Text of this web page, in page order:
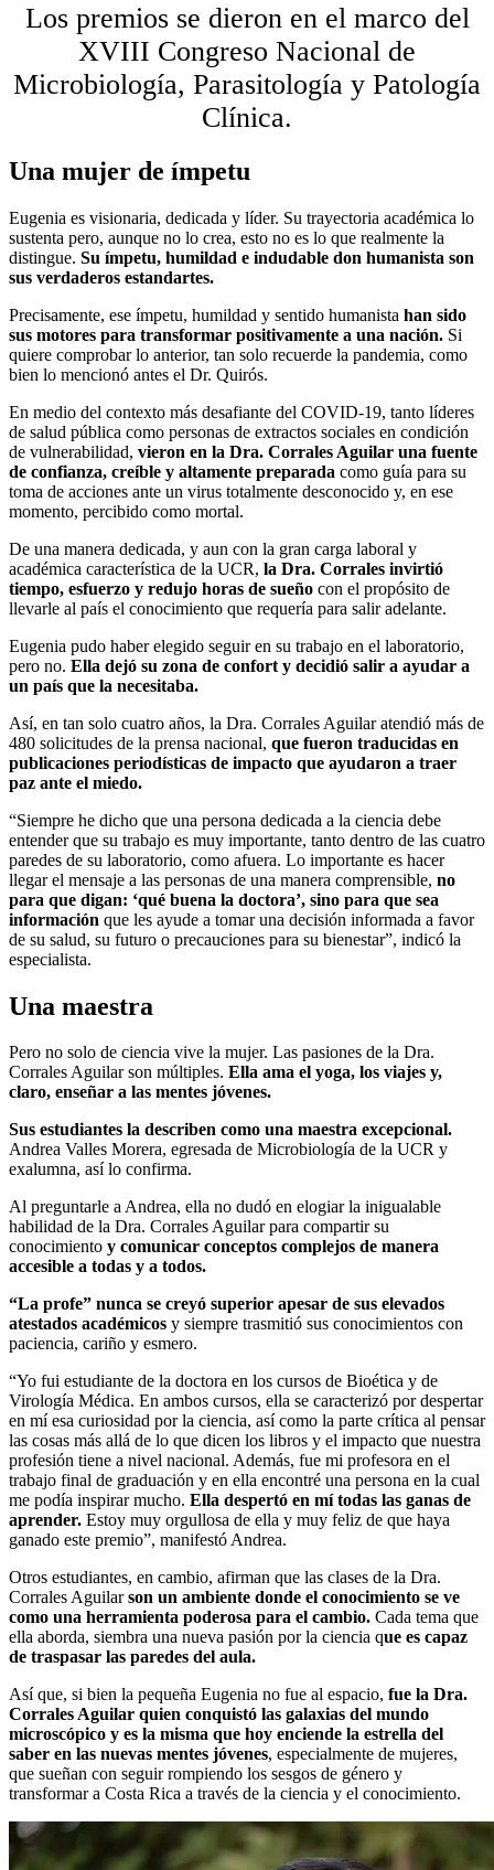
Los premios se dieron en el marco del
XVIII Congreso Nacional de
Microbiología, Parasitología y Patología
Clínica.
Una mujer de ímpetu
Eugenia es visionaria, dedicada y líder. Su trayectoria académica lo
sustenta pero, aunque no lo crea, esto no es lo que realmente la
distingue. Su ímpetu, humildad e indudable don humanista son
sus verdaderos estandartes.
Precisamente, ese ímpetu, humildad y sentido humanista han sido
sus motores para transformar positivamente a una nación. Si
quiere comprobar lo anterior, tan solo recuerde la pandemia, como
bien lo mencionó antes el Dr. Quirós.
En medio del contexto más desafiante del COVID-19, tanto líderes
de salud pública como personas de extractos sociales en condición
de vulnerabilidad, vieron en la Dra. Corrales Aguilar una fuente
de confianza, creíble y altamente preparada como guía para su
toma de acciones ante un virus totalmente desconocido y, en ese
momento, percibido como mortal.
De una manera dedicada, y aun con la gran carga laboral y
académica característica de la UCR, la Dra. Corrales invirtió
tiempo, esfuerzo y redujo horas de sueño con el propósito de
llevarle al país el conocimiento que requería para salir adelante.
Eugenia pudo haber elegido seguir en su trabajo en el laboratorio,
pero no. Ella dejó su zona de confort y decidió salir a ayudar a
un país que la necesitaba.
Así, en tan solo cuatro años, la Dra. Corrales Aguilar atendió más de
480 solicitudes de la prensa nacional, que fueron traducidas en
publicaciones periodísticas de impacto que ayudaron a traer
paz ante el miedo.
“Siempre he dicho que una persona dedicada a la ciencia debe
entender que su trabajo es muy importante, tanto dentro de las cuatro
paredes de su laboratorio, como afuera. Lo importante es hacer
llegar el mensaje a las personas de una manera comprensible, no
para que digan: ‘qué buena la doctora’, sino para que sea
información que les ayude a tomar una decisión informada a favor
de su salud, su futuro o precauciones para su bienestar”, indicó la
especialista.
Una maestra
Pero no solo de ciencia vive la mujer. Las pasiones de la Dra.
Corrales Aguilar son múltiples. Ella ama el yoga, los viajes y,
claro, enseñar a las mentes jóvenes.
Sus estudiantes la describen como una maestra excepcional.
Andrea Valles Morera, egresada de Microbiología de la UCR y
exalumna, así lo confirma.
Al preguntarle a Andrea, ella no dudó en elogiar la inigualable
habilidad de la Dra. Corrales Aguilar para compartir su
conocimiento y comunicar conceptos complejos de manera
accesible a todas y a todos.
“La profe” nunca se creyó superior apesar de sus elevados
atestados académicos y siempre trasmitió sus conocimientos con
paciencia, cariño y esmero.
“Yo fui estudiante de la doctora en los cursos de Bioética y de
Virología Médica. En ambos cursos, ella se caracterizó por despertar
en mí esa curiosidad por la ciencia, así como la parte crítica al pensar
las cosas más allá de lo que dicen los libros y el impacto que nuestra
profesión tiene a nivel nacional. Además, fue mi profesora en el
trabajo final de graduación y en ella encontré una persona en la cual
me podía inspirar mucho. Ella despertó en mí todas las ganas de
aprender. Estoy muy orgullosa de ella y muy feliz de que haya
ganado este premio”, manifestó Andrea.
Otros estudiantes, en cambio, afirman que las clases de la Dra.
Corrales Aguilarson un ambiente donde el conocimiento se ve
como una herramienta poderosa para el cambio. Cada tema que
ella aborda, siembra una nueva pasión por la ciencia que es capaz
de traspasar las paredes del aula.
Así que, si bien la pequeña Eugenia no fue al espacio, fue la Dra.
Corrales Aguilar quien conquistó las galaxias del mundo
microscópico y es la misma que hoy enciende la estrella del
saber en las nuevas mentes jóvenes, especialmente de mujeres,
que sueñan con seguir rompiendo los sesgos de género y
transformar a Costa Rica a través de la ciencia y el conocimiento.